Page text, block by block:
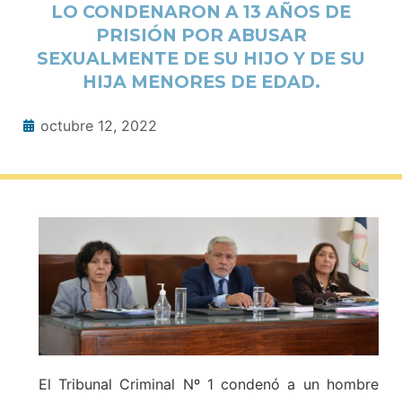
LO CONDENARON A 13 AÑOS DE
PRISIÓN POR ABUSAR
SEXUALMENTE DE SU HIJO Y DE SU
HIJA MENORES DE EDAD.
octubre 12, 2022
El Tribunal Criminal Nº 1 condenó a un hombre